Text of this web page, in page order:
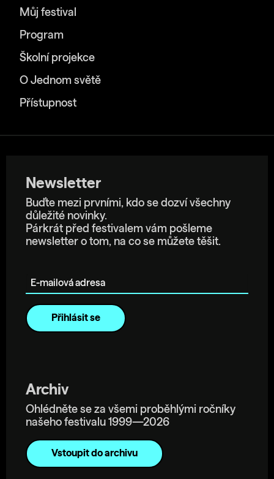
Můj festival
Program
Školní projekce
O Jednom světě
Přístupnost
Newsletter
Buďte mezi prvními, kdo se dozví všechny
důležité novinky.
Párkrát před festivalem vám pošleme
newsletter o tom, na co se můžete těšit.
Archiv
Ohlédněte se za všemi proběhlými ročníky
našeho festivalu 1999—2026
Vstoupit do archivu